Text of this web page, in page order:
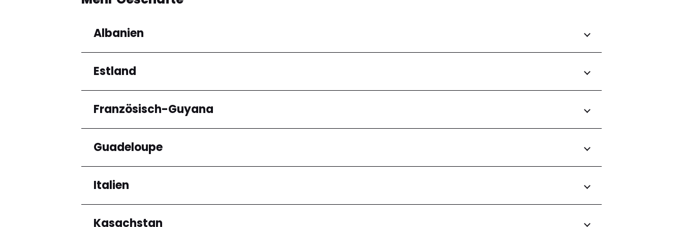
Albanien
Regionen
Qarku i Tiranës
Estland
Regionen
Harju maakond
Tartu maakond
Französisch-Guyana
Regionen
Arrondissement de Cayenne
Guadeloupe
Regionen
Grande-Terre
Italien
Regionen
Kasachstan